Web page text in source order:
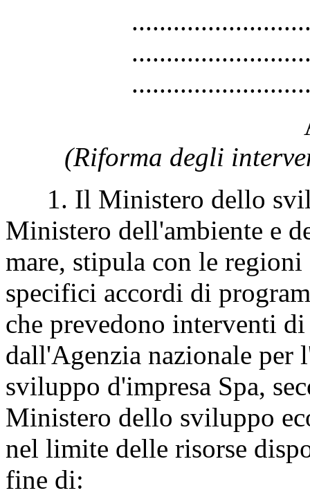
(Riforma degli
1. Il Ministero dello
Ministero dell'ambiente e
mare, stipula con le
specifici accordi di
che prevedono interventi
dall'Agenzia nazionale per
sviluppo d'impresa Spa,
Ministero dello sviluppo
nel limite delle risorse
fine di: